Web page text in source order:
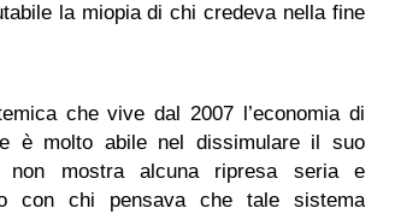
la miopia di chi credeva nella fine
che vive dal 2007 l’economia di
è molto abile nel dissimulare il suo
non mostra alcuna ripresa seria e
con chi pensava che tale sistema